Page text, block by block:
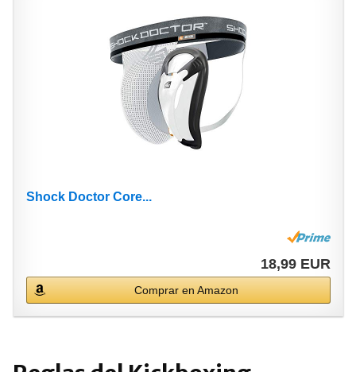
Shock Doctor Core...
18,99 EUR
Comprar en Amazon